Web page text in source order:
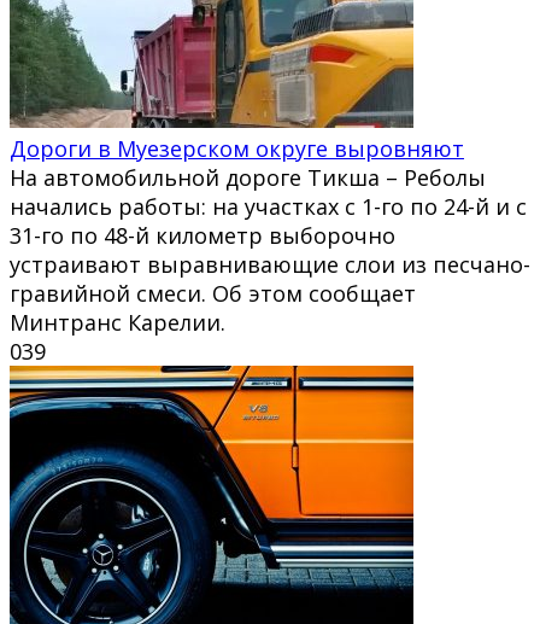
Дороги в Муезерском округе выровняют
На автомобильной дороге Тикша – Реболы
начались работы: на участках с 1-го по 24-й и с
31-го по 48-й километр выборочно
устраивают выравнивающие слои из песчано-
гравийной смеси. Об этом сообщает
Минтранс Карелии.
039